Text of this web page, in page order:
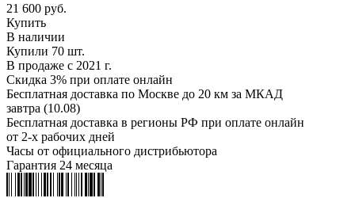
21 600 руб.
Купить
В наличии
Купили 70 шт.
В продаже с 2021 г.
Скидка 3% при оплате онлайн
Бесплатная доставка по Москве до 20 км за МКАД
завтра (10.08)
Бесплатная доставка в регионы РФ при оплате онлайн
от 2-х рабочих дней
Часы от официального дистрибьютора
Гарантия 24 месяца